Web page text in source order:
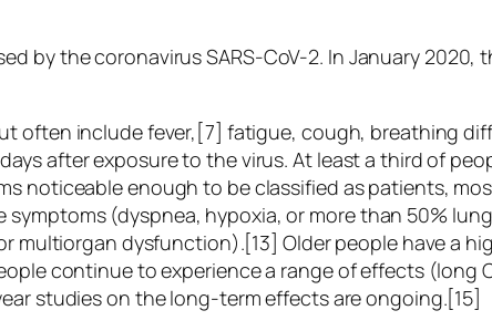
by the coronavirus SARS-CoV-2. In January
often include fever,[7] fatigue, cough, breathing
after exposure to the virus. At least a third of
noticeable enough to be classified as patients,
symptoms (dyspnea, hypoxia, or more than 50%
multiorgan dysfunction).[13] Older people have a
continue to experience a range of effects (long
studies on the long-term effects are ongoing.[15]